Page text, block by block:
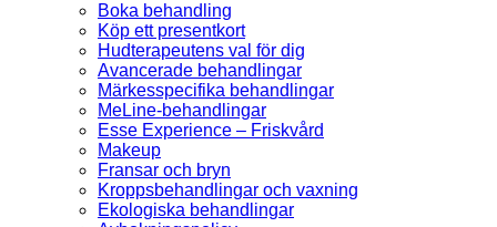
Boka behandling
Köp ett presentkort
Hudterapeutens val för dig
Avancerade behandlingar
Märkesspecifika behandlingar
MeLine-behandlingar
Esse Experience – Friskvård
Makeup
Fransar och bryn
Kroppsbehandlingar och vaxning
Ekologiska behandlingar